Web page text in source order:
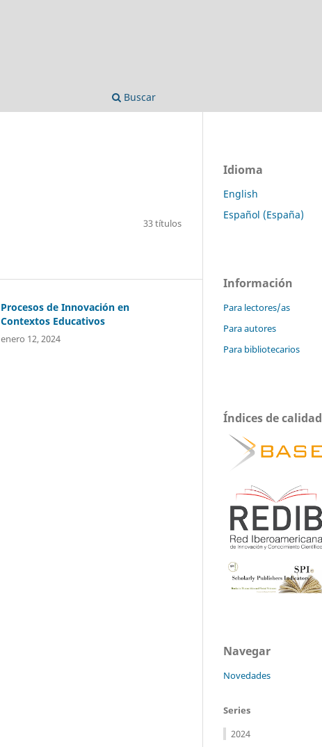
Buscar
33 títulos
Procesos de Innovación en
Contextos Educativos
enero 12, 2024
Idioma
English
Español (España)
Información
Para lectores/as
Para autores
Para bibliotecarios
Índices de calidad
Navegar
Novedades
Series
2024